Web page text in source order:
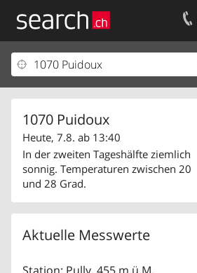
1070 Puidoux
Heute, 7.8. ab 13:40
In der zweiten Tageshälfte ziemlich
sonnig. Temperaturen zwischen 20
und 28 Grad.
Aktuelle Messwerte
Ihr Eintrag
Kundencenter Geschäftskunden